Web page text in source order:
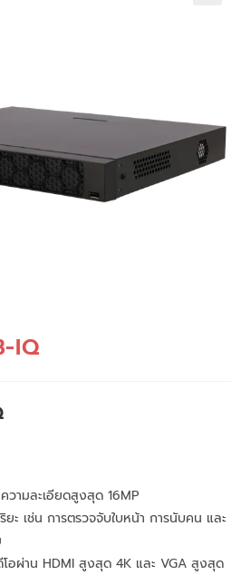
IQ
วามละเอียดสูงสุด 16MP
ะ เช่น การตรวจจับใบหน้า การนับคน และ
อผ่าน HDMI สูงสุด 4K และ VGA สูงสุด